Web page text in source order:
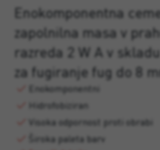
Enokomponentna
zapolnilna masa v
razreda 2 W A v skladu
za fugiranje fug do 8
Enokomponentni
Hidrofobiziran
Visoka odpornost proti obrabi
Široka paleta barv